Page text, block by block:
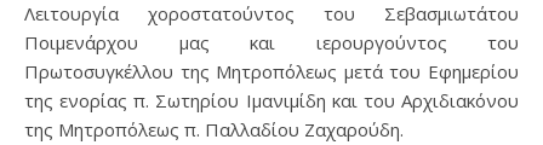
Λειτουργία χοροστατούντος του Σεβασμιωτάτου
Ποιμενάρχου μας και ιερουργούντος του
Πρωτοσυγκέλλου της Μητροπόλεως μετά του Εφημερίου
της ενορίας π. Σωτηρίου Ιμανιμίδη και του Αρχιδιακόνου
της Μητροπόλεως π. Παλλαδίου Ζαχαρούδη.